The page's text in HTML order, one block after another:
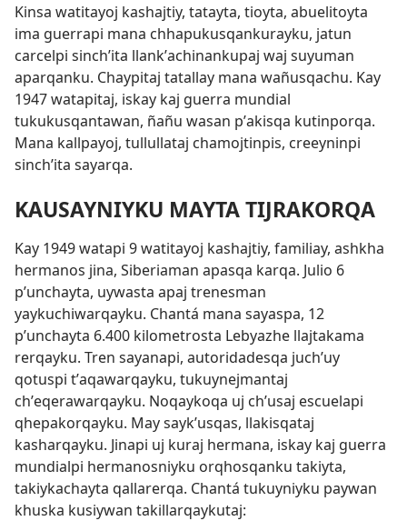
Kinsa watitayoj kashajtiy, tatayta, tioyta, abuelitoyta
ima guerrapi mana chhapukusqankurayku, jatun
carcelpi sinchʼita llankʼachinankupaj waj suyuman
aparqanku. Chaypitaj tatallay mana wañusqachu. Kay
1947 watapitaj, iskay kaj guerra mundial
tukukusqantawan, ñañu wasan pʼakisqa kutinporqa.
Mana kallpayoj, tullullataj chamojtinpis, creeyninpi
sinchʼita sayarqa.
KAUSAYNIYKU MAYTA TIJRAKORQA
Kay 1949 watapi 9 watitayoj kashajtiy, familiay, ashkha
hermanos jina, Siberiaman apasqa karqa. Julio 6
pʼunchayta, uywasta apaj trenesman
yaykuchiwarqayku. Chantá mana sayaspa, 12
pʼunchayta 6.400 kilometrosta Lebyazhe llajtakama
rerqayku. Tren sayanapi, autoridadesqa juchʼuy
qotuspi tʼaqawarqayku, tukuynejmantaj
chʼeqerawarqayku. Noqaykoqa uj chʼusaj escuelapi
qhepakorqayku. May saykʼusqas, llakisqataj
kasharqayku. Jinapi uj kuraj hermana, iskay kaj guerra
mundialpi hermanosniyku orqhosqanku takiyta,
takiykachayta qallarerqa. Chantá tukuyniyku paywan
khuska kusiywan takillarqaykutaj: